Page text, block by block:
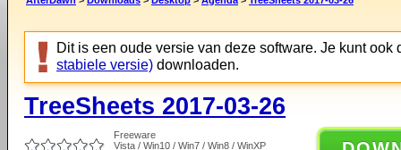
Dit is een oude versie van deze software. Je kunt ook
stabiele versie) downloaden.
TreeSheets 2017-03-26
Freeware
Vista / Win10 / Win7 / Win8 / WinXP